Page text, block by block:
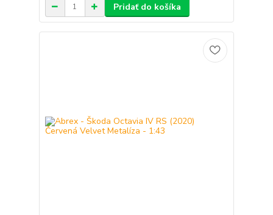
Pridať do košíka